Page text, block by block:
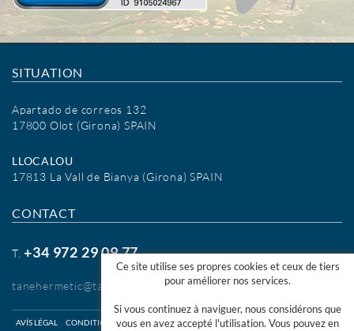
SITUATION
Apartado de correos 132
17800 Olot (Girona) SPAIN
LLOCALOU
17813 La Vall de Bianya (Girona) SPAIN
CONTACT
T.+34 972 29 09 77
tanehermetic@tanehermetic.com
AVÍS LÉGAL CONDITIONS D'UTILISATION WEB
Ce site utilise ses propres cookies et ceux de tiers
pour améliorer nos services.
Si vous continuez à naviguer, nous considérons que
vous en avez accepté l'utilisation. Vous pouvez en